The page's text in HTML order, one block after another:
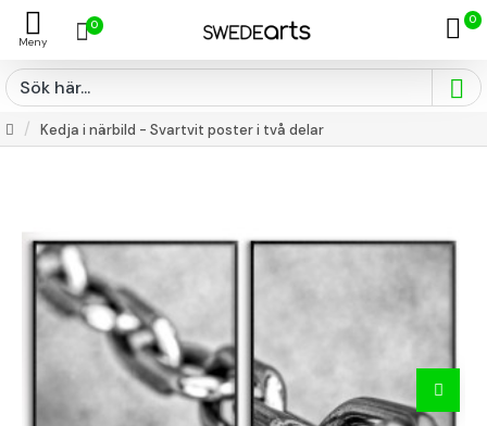
0 0
Kedja i närbild - Svartvit poster i två delar